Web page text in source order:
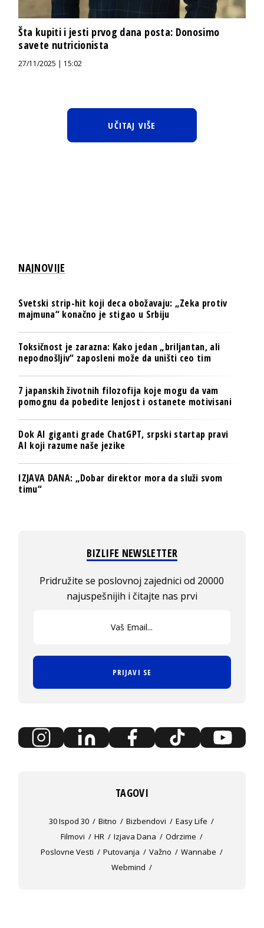
Šta kupiti i jesti prvog dana posta: Donosimo
savete nutricionista
27/11/2025 | 15:02
UČITAJ VIŠE
NAJNOVIJE
Svetski strip-hit koji deca obožavaju: „Zeka protiv
majmuna“ konačno je stigao u Srbiju
Toksičnost je zarazna: Kako jedan „briljantan, ali
nepodnošljiv“ zaposleni može da uništi ceo tim
7 japanskih životnih filozofija koje mogu da vam
pomognu da pobedite lenjost i ostanete motivisani
Dok AI giganti grade ChatGPT, srpski startap pravi
AI koji razume naše jezike
IZJAVA DANA: „Dobar direktor mora da služi svom
timu“
BIZLIFE NEWSLETTER
Pridružite se poslovnoj zajednici od 20000
najuspešnijih i čitajte nas prvi
PRIJAVI SE
TAGOVI
30 Ispod 30 Bitno Bizbendovi
Easy Life
Filmovi
HR Izjava Dana
Odrzime
Poslovne Vesti
Putovanja Važno
Wannabe
Webmind